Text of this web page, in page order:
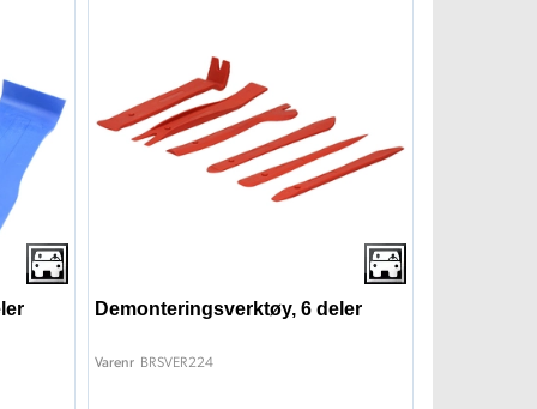
Demonteringsverktøy, 6 deler
Varenr BRSVER224